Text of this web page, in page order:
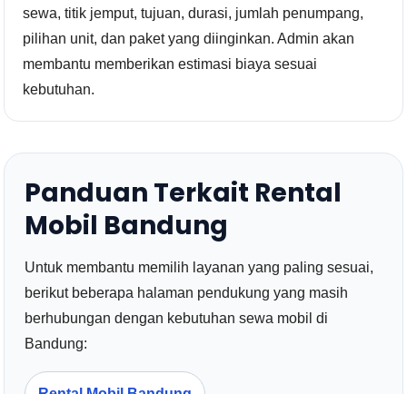
sewa, titik jemput, tujuan, durasi, jumlah penumpang,
pilihan unit, dan paket yang diinginkan. Admin akan
membantu memberikan estimasi biaya sesuai
kebutuhan.
Panduan Terkait Rental
Mobil Bandung
Untuk membantu memilih layanan yang paling sesuai,
berikut beberapa halaman pendukung yang masih
berhubungan dengan kebutuhan sewa mobil di
Bandung: